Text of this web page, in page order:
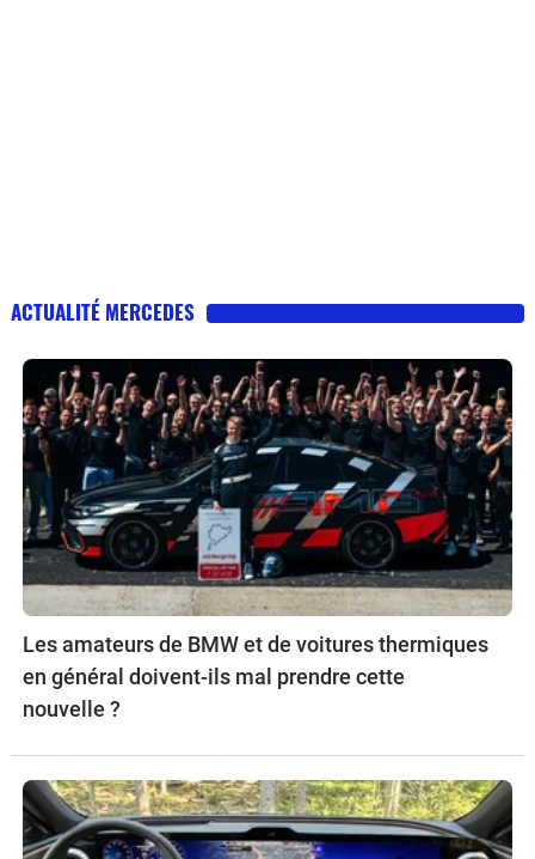
ACTUALITÉ MERCEDES
Les amateurs de BMW et de voitures thermiques
en général doivent-ils mal prendre cette
nouvelle ?